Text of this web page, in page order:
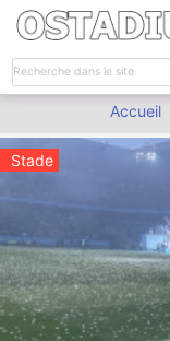
Accueil
Stade